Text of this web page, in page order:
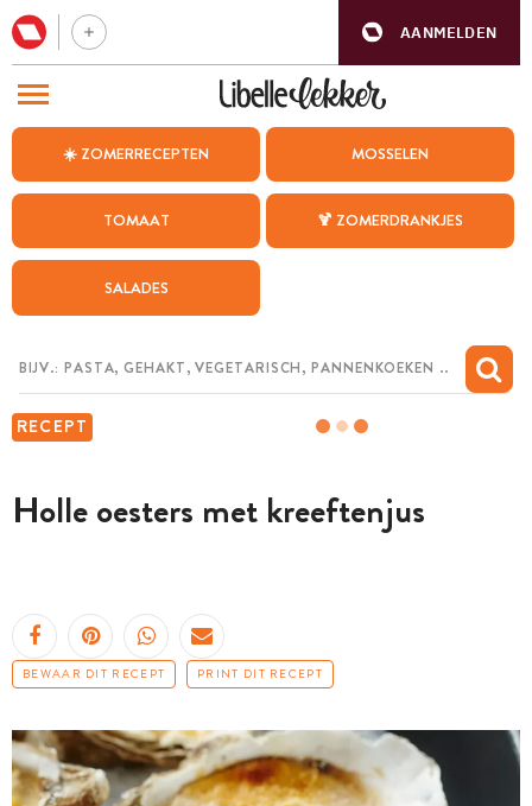
AANMELDEN
☀️ ZOMERRECEPTEN MOSSELEN
TOMAAT 🍹 ZOMERDRANKJES
SALADES
RECEPT
Holle oesters met kreeftenjus
BEWAAR DIT RECEPT PRINT DIT RECEPT
BEZOEK ONZE ANDERE WEBSITES
WEEKMENU
CHAT MET MAIA
MIJN BEWAARDE RECEPTEN